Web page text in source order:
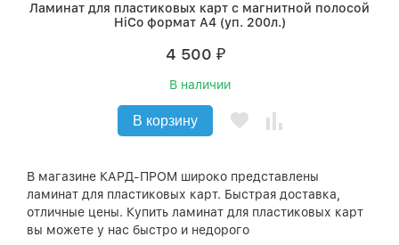
Ламинат для пластиковых карт с магнитной полосой
HiCo формат А4 (уп. 200л.)
4 500 ₽
В наличии
В корзину
В магазине КАРД-ПРОМ широко представлены
ламинат для пластиковых карт. Быстрая доставка,
отличные цены. Купить ламинат для пластиковых карт
вы можете у нас быстро и недорого